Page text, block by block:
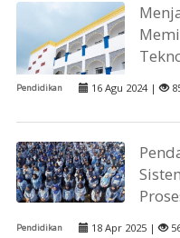
Pendidikan 16 Agu 2024 |
Pendidikan 18 Apr 2025 |